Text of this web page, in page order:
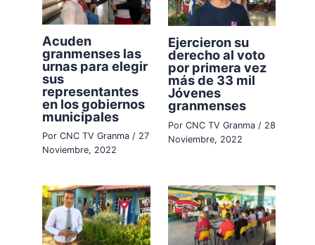
Acuden
granmenses las
urnas para elegir
sus
representantes
en los gobiernos
municipales
PorCNC TV Granma/ 27
Noviembre, 2022
Ejercieron su
derecho al voto
por primera vez
más de 33 mil
Jóvenes
granmenses
Por CNC TV Granma / 28
Noviembre, 2022